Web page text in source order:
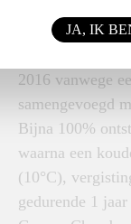
0.52 ha met
2016 vanwege
samengevoegd
Bijna 100%
waarna een
(10°C),
gedurende 1
JA, IK